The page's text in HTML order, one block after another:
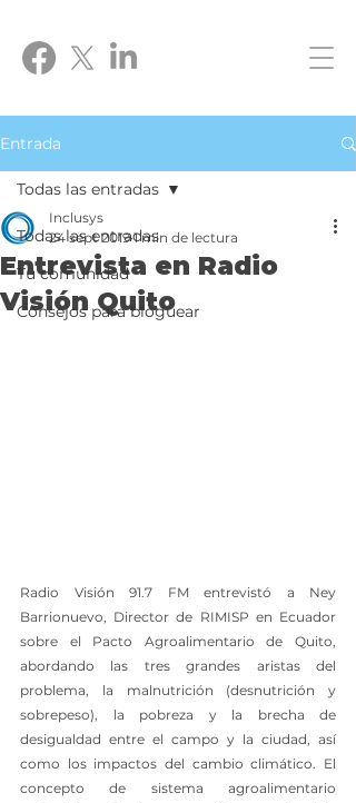
Entrada
Todas las entradas
Tu comunidad
Consejos para bloguear
Todas las entradas
Entrevista en Radio
Visión Quito
Inclusys
24 sept 2019 1 min de lectura
Radio Visión 91.7 FM entrevistó a Ney
Barrionuevo, Director de RIMISP en Ecuador
sobre el Pacto Agroalimentario de Quito,
abordando las tres grandes aristas del
problema, la malnutrición (desnutrición y
sobrepeso), la pobreza y la brecha de
desigualdad entre el campo y la ciudad, así
como los impactos del cambio climático. El
concepto de sistema agroalimentario